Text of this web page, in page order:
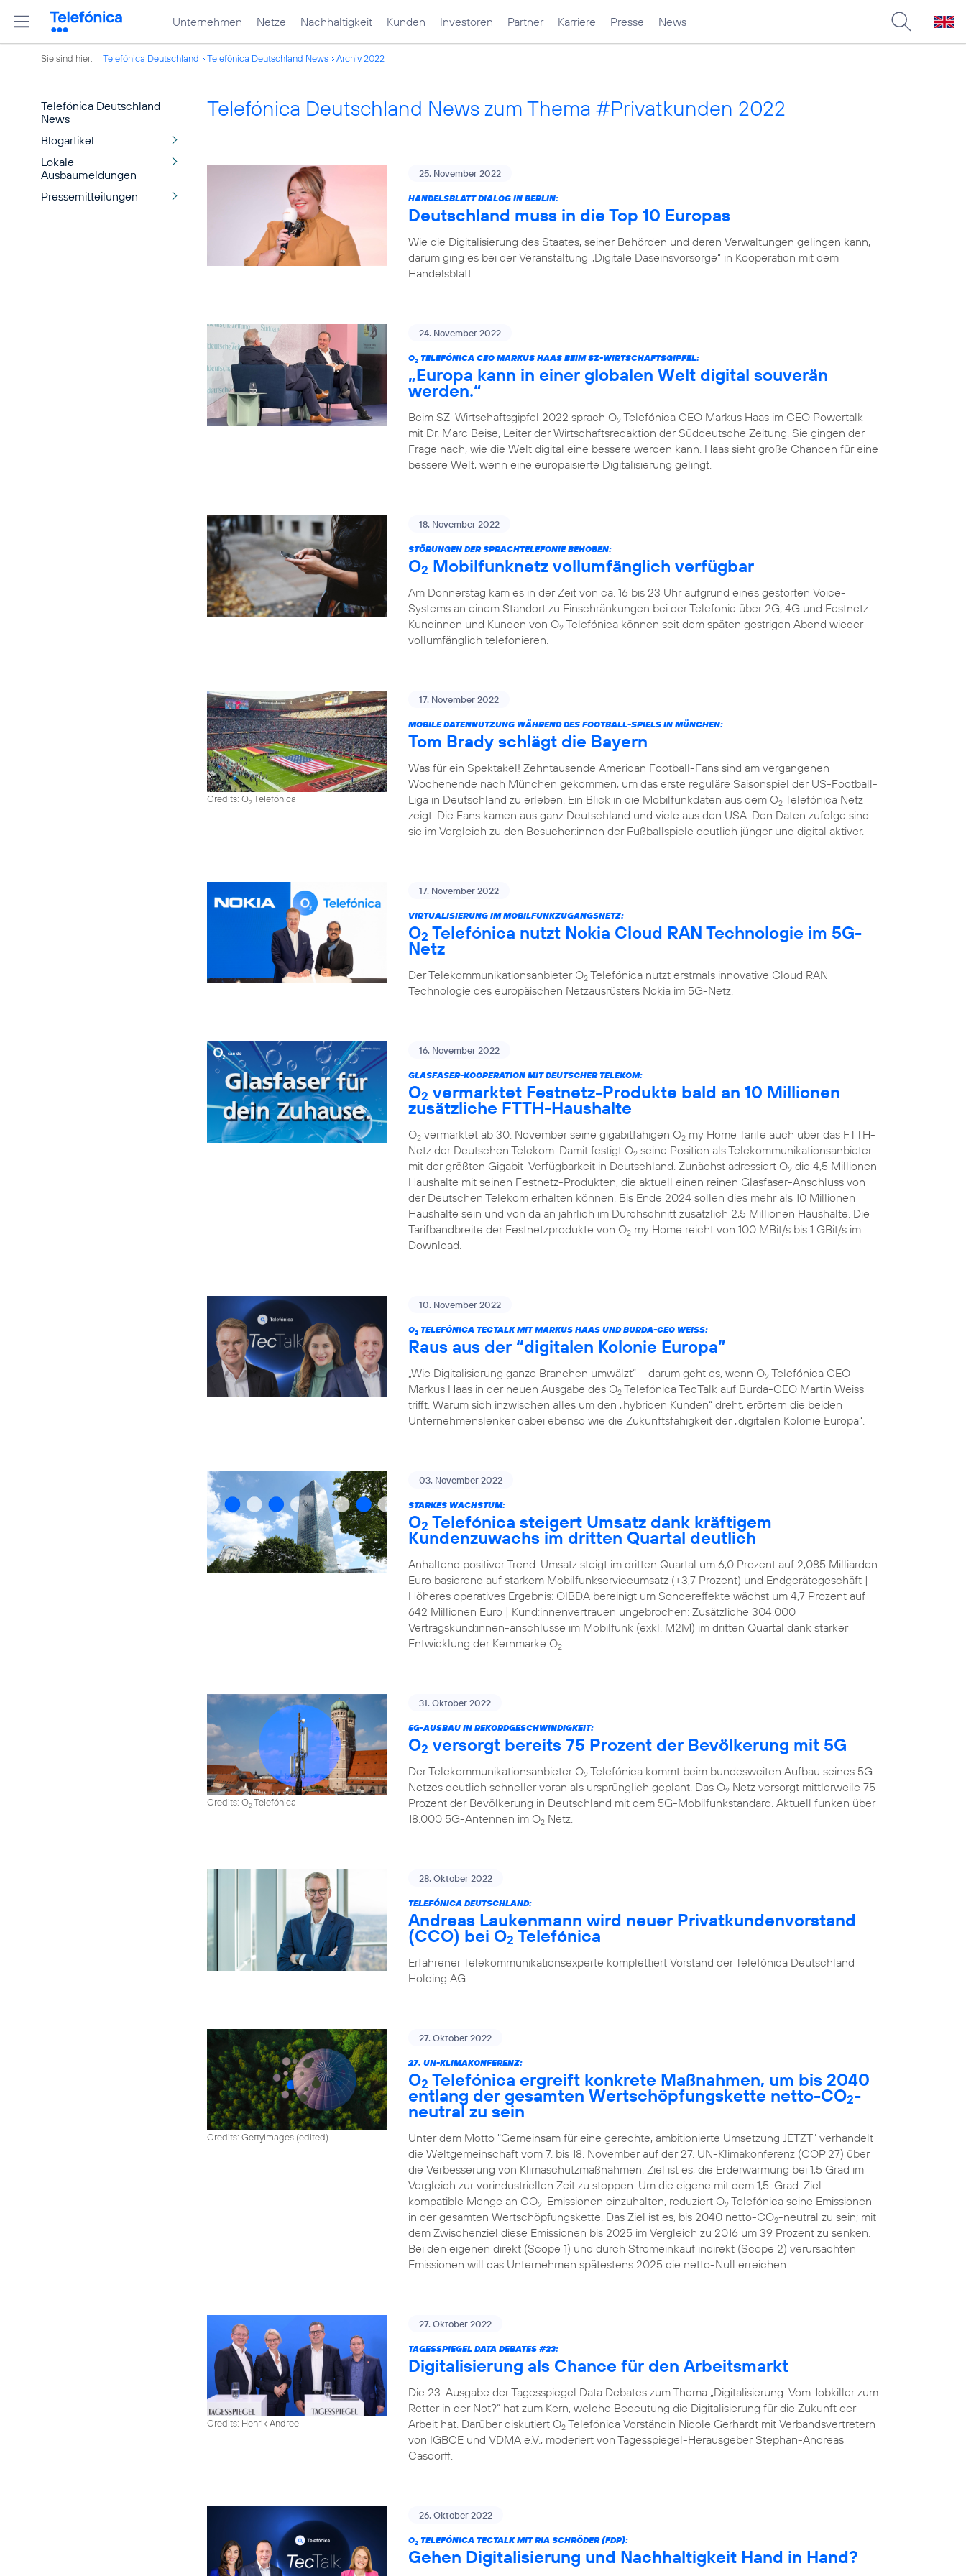
Unternehmen Netze Nachhaltigkeit Kunden Investoren Partner Karriere Presse News
Sie sind hier: Telefónica Deutschland Telefónica Deutschland News Archiv 2022
Telefónica Deutschland
News
Blogartikel
Lokale
Ausbaumeldungen
Pressemitteilungen
Telefónica Deutschland News zum Thema #Privatkunden 2022
25. November 2022
HANDELSBLATT DIALOG IN BERLIN:
Deutschland muss in die Top 10 Europas
Wie die Digitalisierung des Staates, seiner Behörden und deren Verwaltungen gelingen kann,
darum ging es bei der Veranstaltung „Digitale Daseinsvorsorge“ in Kooperation mit dem
Handelsblatt.
24. November 2022
O2 TELEFÓNICA CEO MARKUS HAAS BEIM SZ-WIRTSCHAFTSGIPFEL:
„Europa kann in einer globalen Welt digital souverän
werden.“
Beim SZ-Wirtschaftsgipfel 2022 sprach O2 Telefónica CEO Markus Haas im CEO Powertalk
mit Dr. Marc Beise, Leiter der Wirtschaftsredaktion der Süddeutsche Zeitung. Sie gingen der
Frage nach, wie die Welt digital eine bessere werden kann. Haas sieht große Chancen für eine
bessere Welt, wenn eine europäisierte Digitalisierung gelingt.
18. November 2022
STÖRUNGEN DER SPRACHTELEFONIE BEHOBEN:
O2 Mobilfunknetz vollumfänglich verfügbar
Am Donnerstag kam es in der Zeit von ca. 16 bis 23 Uhr aufgrund eines gestörten Voice-
Systems an einem Standort zu Einschränkungen bei der Telefonie über 2G, 4G und Festnetz.
Kundinnen und Kunden von O2 Telefónica können seit dem späten gestrigen Abend wieder
vollumfänglich telefonieren.
Credits: O2Telefónica
17. November 2022
MOBILE DATENNUTZUNG WÄHREND DES FOOTBALL-SPIELS IN MÜNCHEN:
Tom Brady schlägt die Bayern
Was für ein Spektakel! Zehntausende American Football-Fans sind am vergangenen
Wochenende nach München gekommen, um das erste reguläre Saisonspiel der US-Football-
Liga in Deutschland zu erleben. Ein Blick in die Mobilfunkdaten aus dem O2 Telefónica Netz
zeigt: Die Fans kamen aus ganz Deutschland und viele aus den USA. Den Daten zufolge sind
sie im Vergleich zu den Besucher:innen der Fußballspiele deutlich jünger und digital aktiver.
17. November 2022
VIRTUALISIERUNG IM MOBILFUNKZUGANGSNETZ:
O2 Telefónica nutzt Nokia Cloud RAN Technologie im 5G-
Netz
Der Telekommunikationsanbieter O2 Telefónica nutzt erstmals innovative Cloud RAN
Technologie des europäischen Netzausrüsters Nokia im 5G-Netz.
16. November 2022
GLASFASER-KOOPERATION MIT DEUTSCHER TELEKOM:
O2 vermarktet Festnetz-Produkte bald an 10 Millionen
zusätzliche FTTH-Haushalte
O2 vermarktet ab 30. November seine gigabitfähigen O2 my Home Tarife auch über das FTTH-
Netz der Deutschen Telekom. Damit festigt O2 seine Position als Telekommunikationsanbieter
mit der größten Gigabit-Verfügbarkeit in Deutschland. Zunächst adressiert O2 die 4,5 Millionen
Haushalte mit seinen Festnetz-Produkten, die aktuell einen reinen Glasfaser-Anschluss von
der Deutschen Telekom erhalten können. Bis Ende 2024 sollen dies mehr als 10 Millionen
Haushalte sein und von da an jährlich im Durchschnitt zusätzlich 2,5 Millionen Haushalte. Die
Tarifbandbreite der Festnetzprodukte von O2 my Home reicht von 100 MBit/s bis 1 GBit/s im
Download.
10. November 2022
O2 TELEFÓNICA TECTALK MIT MARKUS HAAS UND BURDA-CEO WEISS:
Raus aus der “digitalen Kolonie Europa”
„Wie Digitalisierung ganze Branchen umwälzt“ – darum geht es, wenn O2 Telefónica CEO
Markus Haas in der neuen Ausgabe des O2 Telefónica TecTalk auf Burda-CEO Martin Weiss
trifft. Warum sich inzwischen alles um den „hybriden Kunden“ dreht, erörtern die beiden
Unternehmenslenker dabei ebenso wie die Zukunftsfähigkeit der „digitalen Kolonie Europa“.
03. November 2022
STARKES WACHSTUM:
O2 Telefónica steigert Umsatz dank kräftigem
Kundenzuwachs im dritten Quartal deutlich
Anhaltend positiver Trend: Umsatz steigt im dritten Quartal um 6,0 Prozent auf 2,085 Milliarden
Euro basierend auf starkem Mobilfunkserviceumsatz (+3,7 Prozent) und Endgerätegeschäft |
Höheres operatives Ergebnis: OIBDA bereinigt um Sondereffekte wächst um 4,7 Prozent auf
642 Millionen Euro | Kund:innenvertrauen ungebrochen: Zusätzliche 304.000
Vertragskund:innen-anschlüsse im Mobilfunk (exkl. M2M) im dritten Quartal dank starker
Entwicklung der Kernmarke O2
Credits: O2Telefónica
31. Oktober 2022
5G-AUSBAU IN REKORDGESCHWINDIGKEIT:
O2 versorgt bereits 75 Prozent der Bevölkerung mit 5G
Der Telekommunikationsanbieter O2 Telefónica kommt beim bundesweiten Aufbau seines 5G-
Netzes deutlich schneller voran als ursprünglich geplant. Das O2 Netz versorgt mittlerweile 75
Prozent der Bevölkerung in Deutschland mit dem 5G-Mobilfunkstandard. Aktuell funken über
18.000 5G-Antennen im O2 Netz.
28. Oktober 2022
TELEFÓNICA DEUTSCHLAND:
Andreas Laukenmann wird neuer Privatkundenvorstand
(CCO) bei O2 Telefónica
Erfahrener Telekommunikationsexperte komplettiert Vorstand der Telefónica Deutschland
Holding AG
Credits: Gettyimages (edited)
27. Oktober 2022
27. UN-KLIMAKONFERENZ:
O2 Telefónica ergreift konkrete Maßnahmen, um bis 2040
entlang der gesamten Wertschöpfungskette netto-CO2-
neutral zu sein
Unter dem Motto "Gemeinsam für eine gerechte, ambitionierte Umsetzung JETZT" verhandelt
die Weltgemeinschaft vom 7. bis 18. November auf der 27. UN-Klimakonferenz (COP 27) über
die Verbesserung von Klimaschutzmaßnahmen. Ziel ist es, die Erderwärmung bei 1,5 Grad im
Vergleich zur vorindustriellen Zeit zu stoppen. Um die eigene mit dem 1,5-Grad-Ziel
kompatible Menge an CO2-Emissionen einzuhalten, reduziert O2 Telefónica seine Emissionen
in der gesamten Wertschöpfungskette. Das Ziel ist es, bis 2040 netto-CO2-neutral zu sein; mit
dem Zwischenziel diese Emissionen bis 2025 im Vergleich zu 2016 um 39 Prozent zu senken.
Bei den eigenen direkt (Scope 1) und durch Stromeinkauf indirekt (Scope 2) verursachten
Emissionen will das Unternehmen spätestens 2025 die netto-Null erreichen.
Credits: Henrik Andree
27. Oktober 2022
TAGESSPIEGEL DATA DEBATES #23:
Digitalisierung als Chance für den Arbeitsmarkt
Die 23. Ausgabe der Tagesspiegel Data Debates zum Thema „Digitalisierung: Vom Jobkiller zum
Retter in der Not?“ hat zum Kern, welche Bedeutung die Digitalisierung für die Zukunft der
Arbeit hat. Darüber diskutiert O2 Telefónica Vorständin Nicole Gerhardt mit Verbandsvertretern
von IGBCE und VDMA e.V., moderiert von Tagesspiegel-Herausgeber Stephan-Andreas
Casdorff.
26. Oktober 2022
O2 TELEFÓNICA TECTALK MIT RIA SCHRÖDER (FDP):
Gehen Digitalisierung und Nachhaltigkeit Hand in Hand?